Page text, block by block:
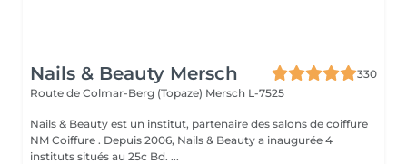
Nails & Beauty Mersch
330
Route de Colmar-Berg (Topaze) Mersch L-7525
Nails & Beauty est un institut, partenaire des salons de coiffure
NM Coiffure . Depuis 2006, Nails & Beauty a inaugurée 4
instituts situés au 25c Bd. ...